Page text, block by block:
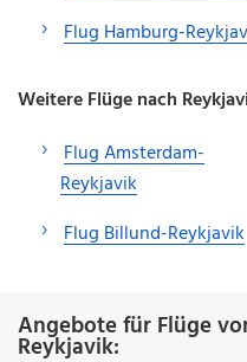
Flug Hamburg-
Weitere Flüge nach
Flug Amsterdam-
Reykjavik
Flug Billund-Reykjavik
Angebote für Flüge
Reykjavik: